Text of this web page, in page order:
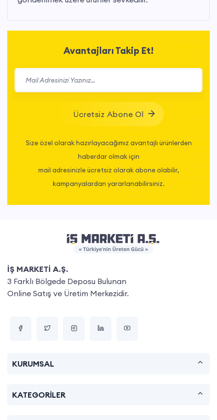
Avantajları Takip Et!
Ücretsiz Abone Ol
Size özel olarak hazırlayacağımız avantajlı ürünlerden
haberdar olmak için
mail adresinizle ücretsiz olarak abone olabilir,
kampanyalardan yararlanabilirsiniz.
İŞ MARKETİ A.Ş.
3 Farklı Bölgede Deposu Bulunan
Online Satış ve Üretim Merkezidir.
KURUMSAL
KATEGORİLER